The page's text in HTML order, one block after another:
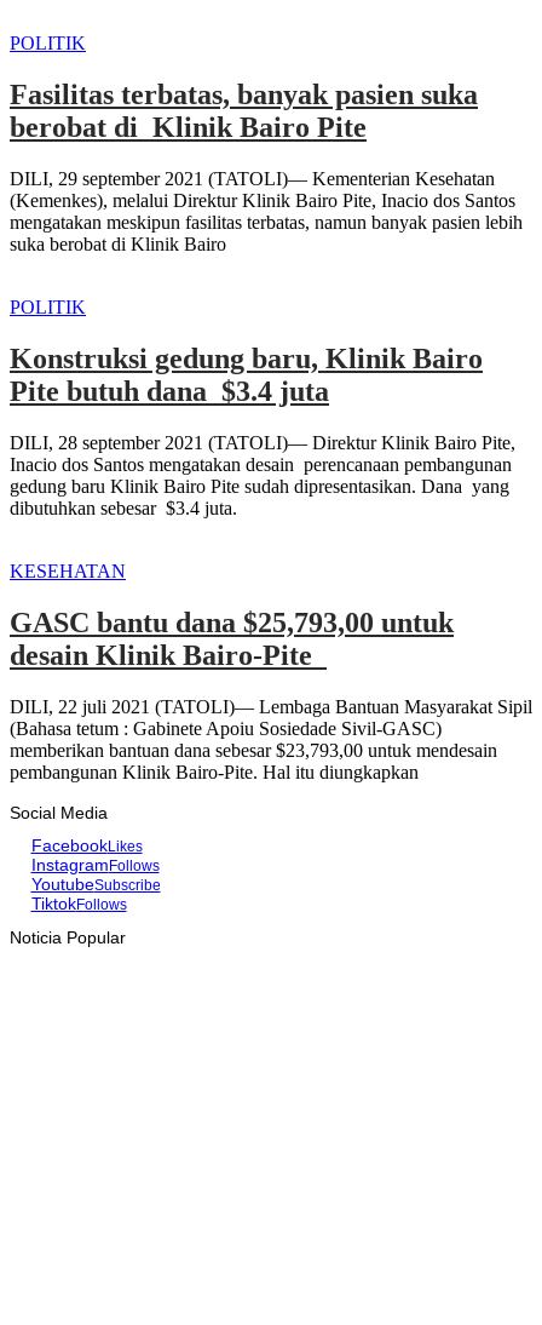
POLITIK
Fasilitas terbatas, banyak pasien suka
berobat di Klinik Bairo Pite
DILI, 29 september 2021 (TATOLI)— Kementerian Kesehatan
(Kemenkes), melalui Direktur Klinik Bairo Pite, Inacio dos Santos
mengatakan meskipun fasilitas terbatas, namun banyak pasien lebih
suka berobat di Klinik Bairo
POLITIK
Konstruksi gedung baru, Klinik Bairo
Pite butuh dana $3.4 juta
DILI, 28 september 2021 (TATOLI)— Direktur Klinik Bairo Pite,
Inacio dos Santos mengatakan desain perencanaan pembangunan
gedung baru Klinik Bairo Pite sudah dipresentasikan. Dana yang
dibutuhkan sebesar $3.4 juta.
KESEHATAN
GASC bantu dana $25,793,00 untuk
desain Klinik Bairo-Pite
DILI, 22 juli 2021 (TATOLI)— Lembaga Bantuan Masyarakat Sipil
(Bahasa tetum : Gabinete Apoiu Sosiedade Sivil-GASC)
memberikan bantuan dana sebesar $23,793,00 untuk mendesain
pembangunan Klinik Bairo-Pite. Hal itu diungkapkan
Social Media
FacebookLikes
Instagram Follows
YoutubeSubscribe
TiktokFollows
Noticia Popular